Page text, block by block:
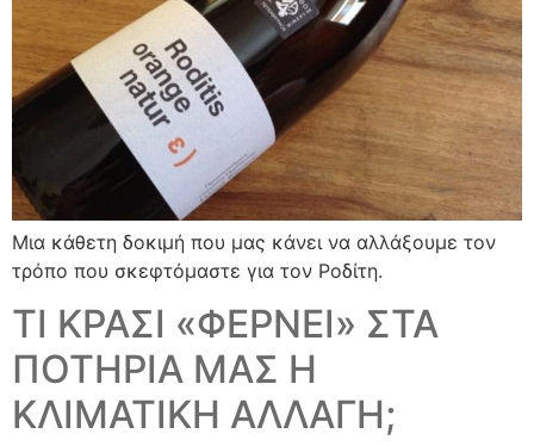
Mια κάθετη δοκιμή που μας κάνει να αλλάξουμε τον
τρόπο που σκεφτόμαστε για τον Ροδίτη.
ΤΙ ΚΡΑΣΙ «ΦΕΡΝΕΙ» ΣΤΑ
ΠΟΤΗΡΙΑ ΜΑΣ Η
ΚΛΙΜΑΤΙΚΗ ΑΛΛΑΓΗ;